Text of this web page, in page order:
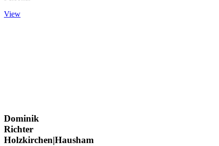
View
Dominik
Richter
Holzkirchen|Hausham